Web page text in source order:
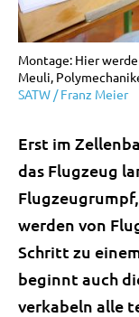
Montage: Hier
Meuli,
SATW / Franz Meier
Erst im
das Flugzeug
werden von
Schritt zu
beginnt auch
verkabeln alle